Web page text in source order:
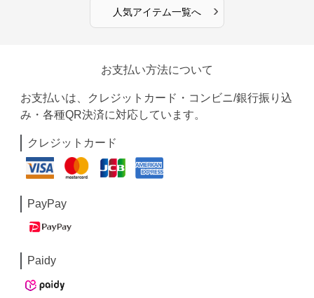
人気アイテム一覧へ ›
お支払い方法について
お支払いは、クレジットカード・コンビニ/銀行振り込
み・各種QR決済に対応しています。
クレジットカード
PayPay
Paidy